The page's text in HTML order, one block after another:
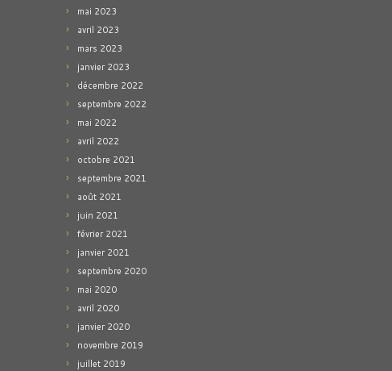
mai 2023
avril 2023
mars 2023
janvier 2023
décembre 2022
septembre 2022
mai 2022
avril 2022
octobre 2021
septembre 2021
août 2021
juin 2021
février 2021
janvier 2021
septembre 2020
mai 2020
avril 2020
janvier 2020
novembre 2019
juillet 2019